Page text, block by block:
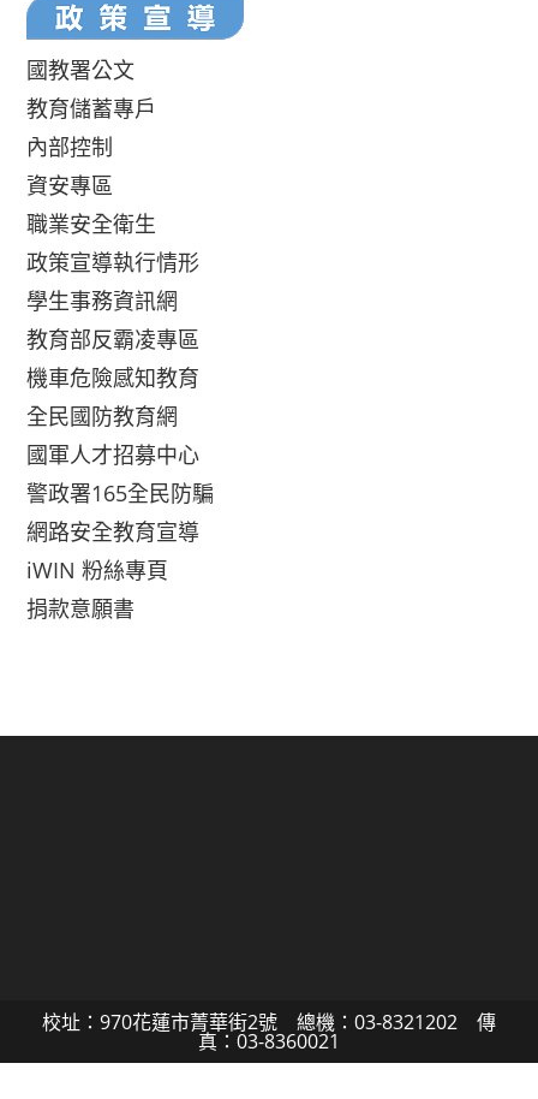
國教署公文
教育儲蓄專戶
內部控制
資安專區
職業安全衛生
政策宣導執行情形
學生事務資訊網
教育部反霸凌專區
機車危險感知教育
全民國防教育網
國軍人才招募中心
警政署165全民防騙
網路安全教育宣導
iWIN 粉絲專頁
捐款意願書
校址：970花蓮市菁華街2號 總機：03-8321202 傳
真：03-8360021